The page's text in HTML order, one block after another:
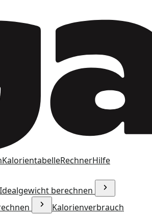
KalorientabelleRechnerHilfe
Idealgewicht berechnen
Kalorienverbrauch